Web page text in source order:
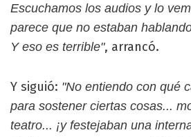
Escuchamos los audios y lo
parece que no estaban
Y eso es terrible", arrancó.
Y siguió: "No entiendo con qué
para sostener ciertas cosas...
teatro... ¡y festejaban una